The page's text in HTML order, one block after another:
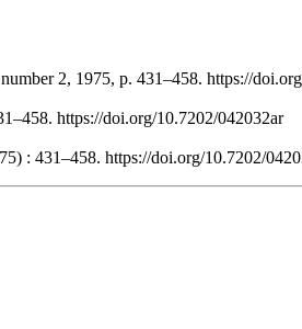
2, 1975, p. 431–458. https://
https://doi.org/10.7202/042032ar
: 431–458. https://doi.org/10.7202/